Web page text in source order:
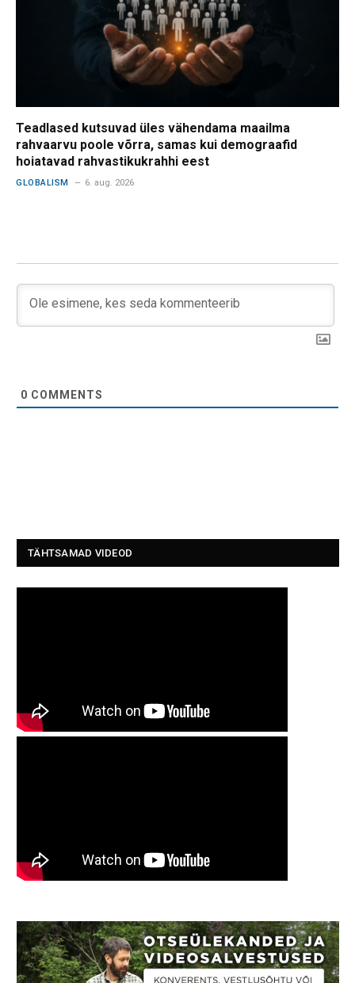
Teadlased kutsuvad üles vähendama maailma
rahvaarvu poole võrra, samas kui demograafid
hoiatavad rahvastikukrahhi eest
GLOBALISM 6. aug. 2026
0 COMMENTS
TÄHTSAMAD VIDEOD